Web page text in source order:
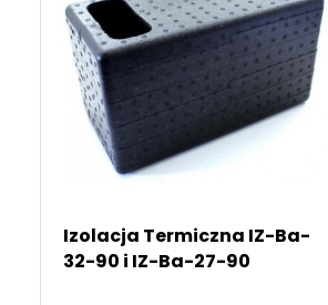
Izolacja Termiczna IZ-Ba-
32-90 i IZ-Ba-27-90